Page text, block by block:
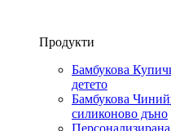
Продукти
Бамбукова
детето
Бамбукова
силиконово дъно